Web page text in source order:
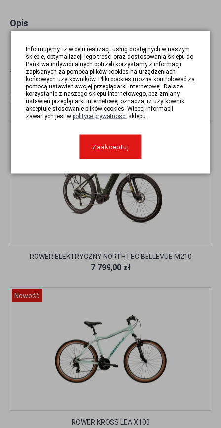
Opis
WSTECZ
POLECANE
ROWER ELEKTRYCZNY NORTHTEC BELLEVUE M210
7 799,00 zł
Nowość
ROWER KROSS LEA X100
Informujemy, iż w celu realizacji usług dostępnych w naszym
sklepie, optymalizacji jego treści oraz dostosowania sklepu do
Państwa indywidualnych potrzeb korzystamy z informacji
zapisanych za pomocą plików cookies na urządzeniach
końcowych użytkowników. Pliki cookies można kontrolować za
pomocą ustawień swojej przeglądarki internetowej. Dalsze
korzystanie z naszego sklepu internetowego, bez zmiany
ustawień przeglądarki internetowej oznacza, iż użytkownik
akceptuje stosowanie plików cookies. Więcej informacji
zawartych jest wpolityce prywatności sklepu.
Zaakceptuj